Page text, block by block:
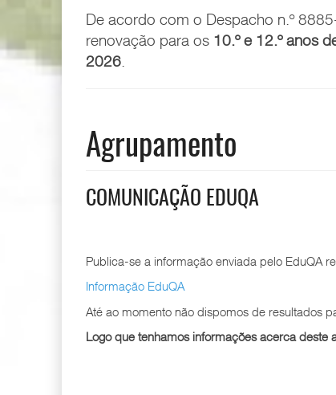
De acordo com o Despacho n.º
renovação para os 10.º e 12.º anos
2026
Agrupamento
COMUNICAÇÃO EDUQA
Publica-se a informação enviada pelo EduQA
Informação EduQA
Até ao momento não dispomos de resultados
Logo que tenhamos informações acerca